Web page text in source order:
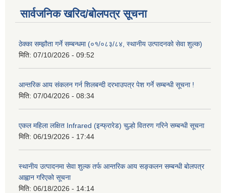
सार्वजनिक खरिद/बोलपत्र सूचना
ठेक्का सम्झौता गर्ने सम्बन्धमा (०१/०८३/८४, स्थानीय उत्पादनको सेवा शुल्क)
मिति: 07/10/2026 - 09:52
आन्तरिक आय संकलन गर्न शिलबन्दी दरभाउपत्र पेश गर्ने सम्बन्धी सूचना !
मिति: 07/04/2026 - 08:34
एकल महिला लक्षित Infrared (इन्फ्रारेड) चुल्हो वितरण गरिने सम्बन्धी सूचना
मिति: 06/19/2026 - 17:44
स्थानीय उत्पादनमा सेवा शुल्क तर्फ आन्तरिक आय सङ्कलन सम्बन्धी बोलपत्र
आह्वान गरिएको सूचना
मिति: 06/18/2026 - 14:14